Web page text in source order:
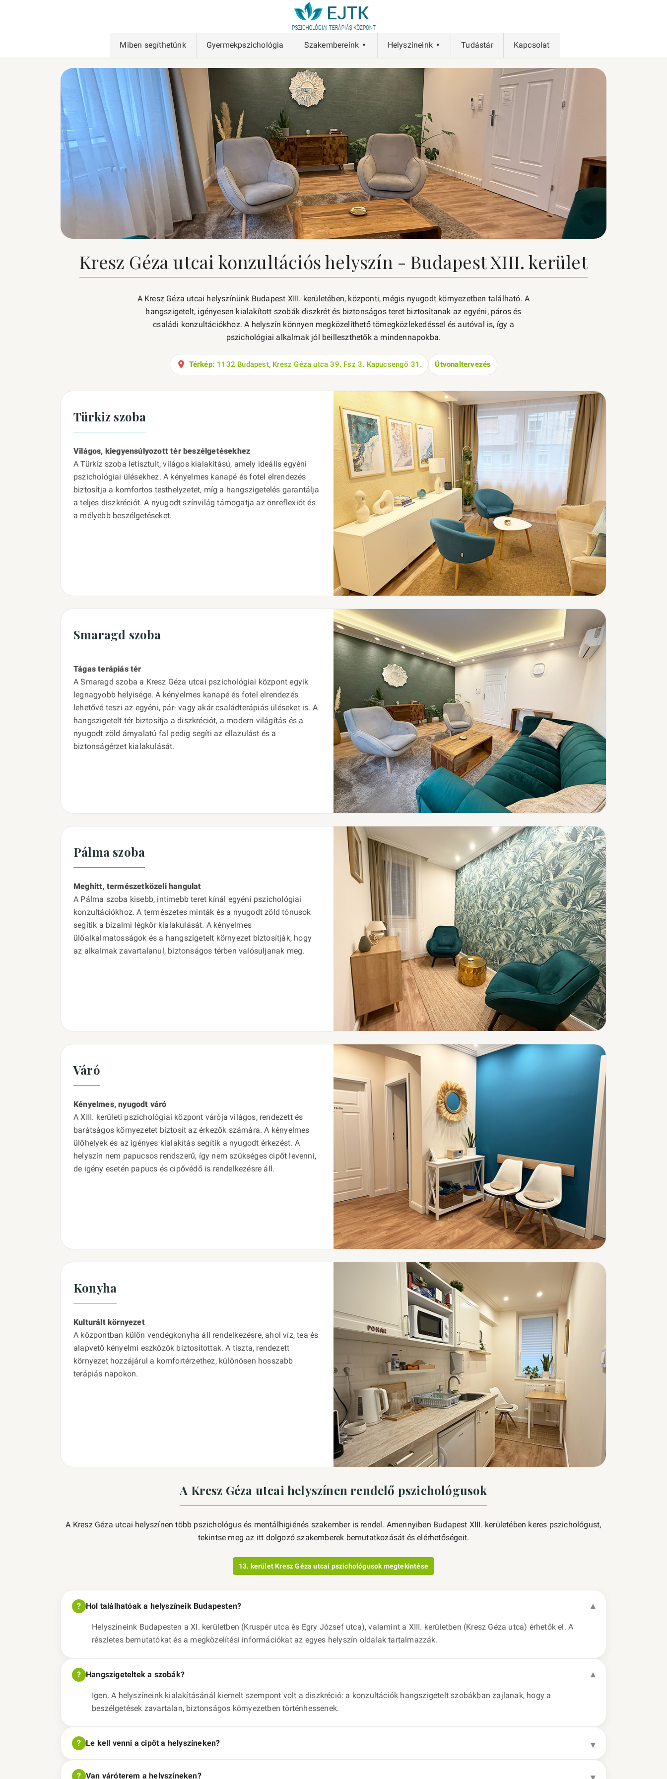
Miben segíthetünk Gyermekpszichológia Szakembereink Helyszíneink Tudástár Kapcsolat
Kresz Géza utcai konzultációs helyszín - Budapest XIII. kerület
A Kresz Géza utcai helyszínünk Budapest XIII. kerületében, központi, mégis nyugodt környezetben található. A
hangszigetelt, igényesen kialakított szobák diszkrét és biztonságos teret biztosítanak az egyéni, páros és
családi konzultációkhoz. A helyszín könnyen megközelíthető tömegközlekedéssel és autóval is, így a
pszichológiai alkalmak jól beilleszthetők a mindennapokba.
Térkép: 1132 Budapest, Kresz Géza utca 39. Fsz 3. Kapucsengő 31. Útvonaltervezés
Türkiz szoba
Világos, kiegyensúlyozott tér beszélgetésekhez
A Türkiz szoba letisztult, világos kialakítású, amely ideális egyéni
pszichológiai ülésekhez. A kényelmes kanapé és fotel elrendezés
biztosítja a komfortos testhelyzetet, míg a hangszigetelés garantálja
a teljes diszkréciót. A nyugodt színvilág támogatja az önreflexiót és
a mélyebb beszélgetéseket.
Smaragd szoba
Tágas terápiás tér
A Smaragd szoba a Kresz Géza utcai pszichológiai központ egyik
legnagyobb helyisége. A kényelmes kanapé és fotel elrendezés
lehetővé teszi az egyéni, pár- vagy akár családterápiás üléseket is. A
hangszigetelt tér biztosítja a diszkréciót, a modern világítás és a
nyugodt zöld árnyalatú fal pedig segíti az ellazulást és a
biztonságérzet kialakulását.
Pálma szoba
Meghitt, természetközeli hangulat
A Pálma szoba kisebb, intimebb teret kínál egyéni pszichológiai
konzultációkhoz. A természetes minták és a nyugodt zöld tónusok
segítik a bizalmi légkör kialakulását. A kényelmes
ülőalkalmatosságok és a hangszigetelt környezet biztosítják, hogy
az alkalmak zavartalanul, biztonságos térben valósuljanak meg.
Váró
Kényelmes, nyugodt váró
A XIII. kerületi pszichológiai központ várója világos, rendezett és
barátságos környezetet biztosít az érkezők számára. A kényelmes
ülőhelyek és az igényes kialakítás segítik a nyugodt érkezést. A
helyszín nem papucsos rendszerű, így nem szükséges cipőt levenni,
de igény esetén papucs és cipővédő is rendelkezésre áll.
Konyha
Kulturált környezet
A központban külön vendégkonyha áll rendelkezésre, ahol víz, tea és
alapvető kényelmi eszközök biztosítottak. A tiszta, rendezett
környezet hozzájárul a komfortérzethez, különösen hosszabb
terápiás napokon.
A Kresz Géza utcai helyszínen rendelő pszichológusok
A Kresz Géza utcai helyszínen több pszichológus és mentálhigiénés szakember is rendel. Amennyiben Budapest XIII. kerületében keres pszichológust,
tekintse meg az itt dolgozó szakemberek bemutatkozását és elérhetőségeit.
13. kerület Kresz Géza utcai pszichológusok megtekintése
Hol találhatóak a helyszíneik Budapesten?
Helyszíneink Budapesten a XI. kerületben (Kruspér utca és Egry József utca), valamint a XIII. kerületben (Kresz Géza utca) érhetők el. A
részletes bemutatókat és a megközelítési információkat az egyes helyszín oldalak tartalmazzák.
Hangszigeteltek a szobák?
Igen. A helyszíneink kialakításánál kiemelt szempont volt a diszkréció: a konzultációk hangszigetelt szobákban zajlanak, hogy a
beszélgetések zavartalan, biztonságos környezetben történhessenek.
Le kell venni a cipőt a helyszíneken?
Van váróterem a helyszíneken?